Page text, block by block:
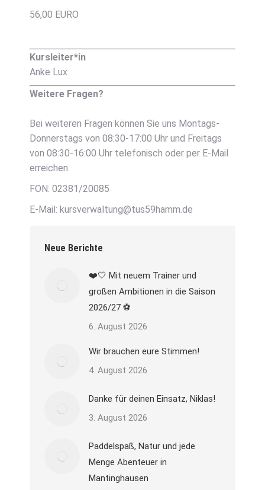
56,00 EURO
Kursleiter*in
Anke Lux
Weitere Fragen?
Bei weiteren Fragen können Sie uns Montags-
Donnerstags von 08:30-17:00 Uhr und Freitags
von 08:30-16:00 Uhr telefonisch oder per E-Mail
erreichen.
FON: 02381/20085
E-Mail: kursverwaltung@tus59hamm.de
Neue Berichte
❤️🤍 Mit neuem Trainer und
großen Ambitionen in die Saison
2026/27 ⚽
6. August 2026
Wir brauchen eure Stimmen!
4. August 2026
Danke für deinen Einsatz, Niklas!
3. August 2026
Paddelspaß, Natur und jede
Menge Abenteuer in
Mantinghausen